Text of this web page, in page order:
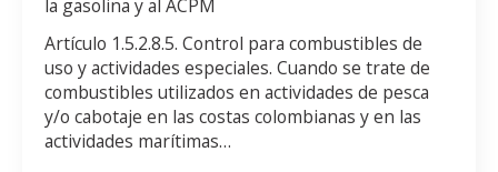
la gasolina y al ACPM
Artículo 1.5.2.8.5. Control para combustibles de
uso y actividades especiales. Cuando se trate de
combustibles utilizados en actividades de pesca
y/o cabotaje en las costas colombianas y en las
actividades marítimas…